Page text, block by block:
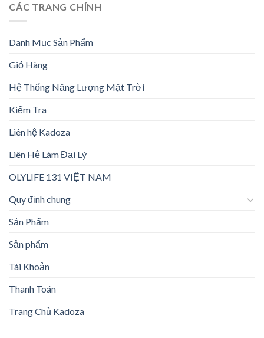
CÁC TRANG CHÍNH
Danh Mục Sản Phẩm
Giỏ Hàng
Hệ Thống Năng Lượng Mặt Trời
Kiểm Tra
Liên hệ Kadoza
Liên Hệ Làm Đại Lý
OLYLIFE 131 VIỆT NAM
Quy định chung
Sản Phẩm
Sản phẩm
Tài Khoản
Thanh Toán
Trang Chủ Kadoza